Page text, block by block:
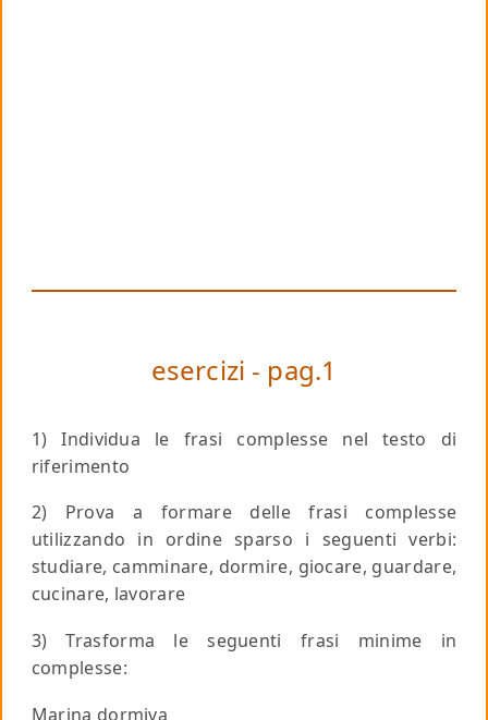
esercizi - pag.1
1) Individua le frasi complesse nel testo di
riferimento
2) Prova a formare delle frasi complesse
utilizzando in ordine sparso i seguenti verbi:
studiare, camminare, dormire, giocare, guardare,
cucinare, lavorare
3) Trasforma le seguenti frasi minime in
complesse:
Marina dormiva